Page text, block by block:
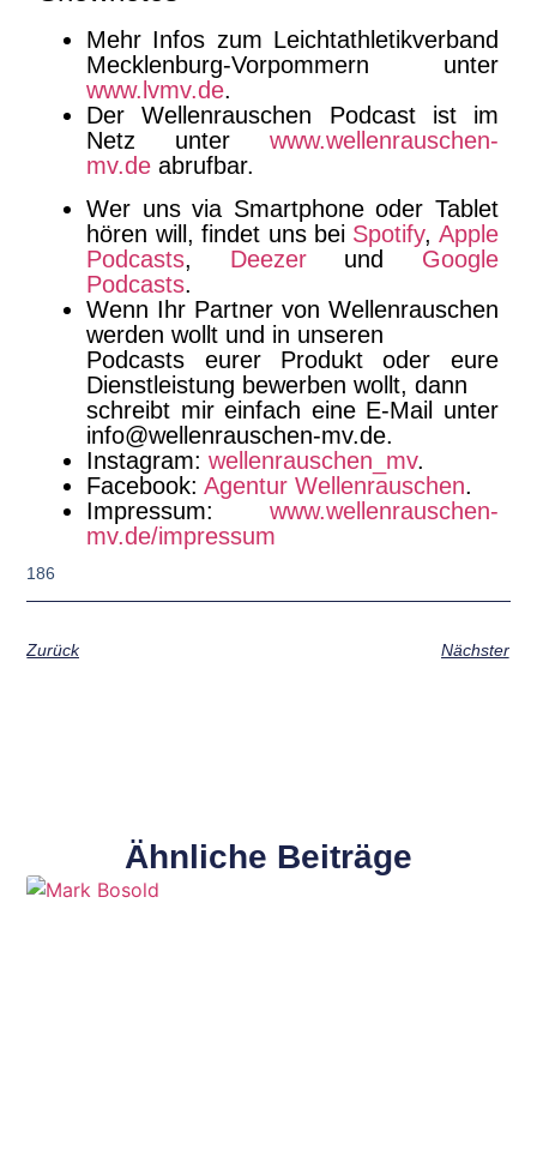
Mehr Infos zum Leichtathletikverband
Mecklenburg-Vorpommern unter
www.lvmv.de.
Der Wellenrauschen Podcast ist im
Netz unter www.wellenrauschen-
mv.de abrufbar.
Wer uns via Smartphone oder Tablet
hören will, findet uns bei Spotify, Apple
Podcasts, Deezerund Google
Podcasts.
Wenn Ihr Partner von Wellenrauschen
werden wollt und in unseren
Podcasts eurer Produkt oder eure
Dienstleistung bewerben wollt, dann
schreibt mir einfach eine E-Mail unter
info@wellenrauschen-mv.de.
Instagram:wellenrauschen_mv.
Facebook:Agentur Wellenrauschen.
Impressum: www.wellenrauschen-
mv.de/impressum
186
Zurück Nächster
Ähnliche Beiträge